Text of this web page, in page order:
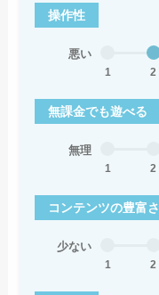
操作性
悪い
1 2
無課金でも遊べる
無理
1 2
コンテンツの豊富さ
少ない
1 2